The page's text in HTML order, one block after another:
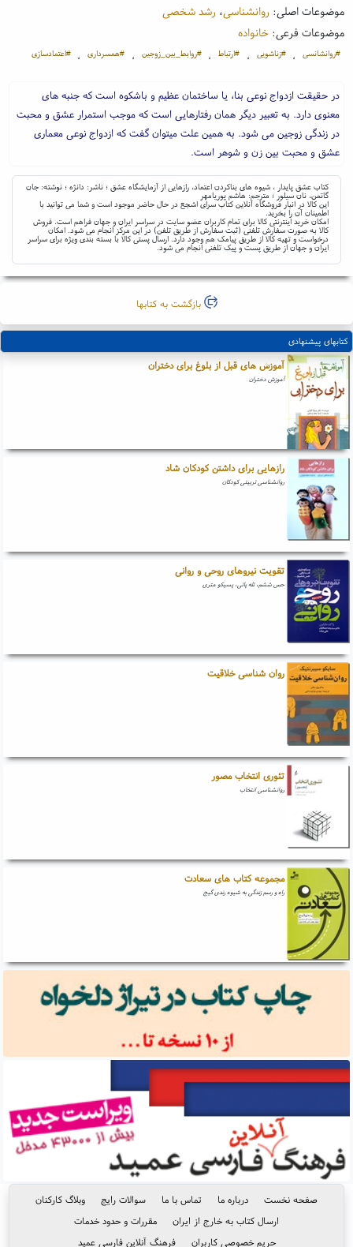
موضوعات اصلی: روانشناسی، رشد شخصی
موضوعات فرعی:خانواده
#روانشانسی ، #زناشویی ، #ارتباط ، #روابط_بین_زوجین ، #همسرداری ، #اعتمادسازی
در حقیقت ازدواج نوعی بنا، یا ساختمان عظیم و باشکوه است که جنبه های
معنوی دارد. به تعبیر دیگر همان رفتارهایی است که موجب استمرار عشق و محبت
در زندگی زوجین می شود. به همین علت میتوان گفت که ازدواج نوعی معماری
عشق و محبت بین زن و شوهر است.
کتاب عشق پایدار ، شیوه های بناکردن اعتماد، رازهایی از آزمایشگاه عشق ؛ ناشر: دانژه ؛ نوشته: جان
گاتمن، نان سیلور ؛ مترجم: هاشم پوریامهر
این کالا در انبار فروشگاه آنلاین کتاب سرای اشجع در حال حاضر موجود است و شما می توانید با
اطمینان آن را بخرید.
امکان خرید اینترنتی کالا برای تمام کاربران عضو سایت در سراسر ایران و جهان فراهم است. فروش
کالا به صورت سفارش تلفنی (ثبت سفارش از طریق تلفن) در این مرکز انجام می شود. امکان
درخواست و تهیه کالا از طریق پیامک هم وجود دارد. ارسال پستی کالا با بسته بندی ویژه برای سراسر
ایران و جهان از طریق پست و پیک تلفنی انجام می شود.
بازگشت به کتابها
کتابهای پیشنهادی
آموزش های قبل از بلوغ برای دختران
آموزش دختران
رازهایی برای داشتن کودکان شاد
روانشناسی تربیتی کودکان
تقویت نیروهای روحی و روانی
حس ششم، تله پاتی، پسیکو متری
روان شناسی خلاقیت
تئوری انتخاب مصور
روانشناسی انتخاب
مجموعه کتاب های سعادت
راه و رسم زندگی به شیوه رندی گیج
صفحه نخست درباره ما تماس با ما سوالات رایج
وبلاگ کارکنان
ارسال کتاب به خارج از ایران
مقررات و حدود خدمات
حریم خصوصی کاربران
فرهنگ آنلاین فارسی عمید